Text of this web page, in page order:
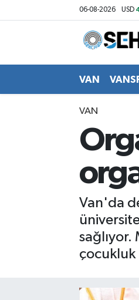
06-08-2026 USD
VAN
VAN
Van'da
sağlıyor.
çocukluk
Van Nöbetçi Eczaneler
Van Hava Durumu
Van Trafik Yoğunluk
Süper Lig Puan
Son Dakika Haberleri
Haber Arşivi